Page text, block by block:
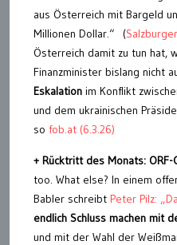
aus Österreich mit Bargeld
Millionen Dollar.“ (
Österreich damit zu tun hat,
Finanzminister bislang nicht
Eskalation im Konflikt
und dem ukrainischen
so fob.at (6.3.26)
+ Rücktritt des Monats: ORF-
too. What else? In einem
Babler schreibt Peter Pilz:
endlich Schluss machen mit
und mit der Wahl der